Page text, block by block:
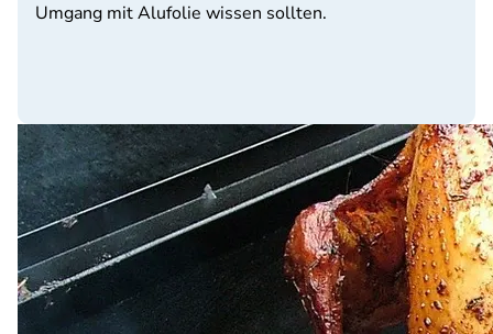
Umgang mit Alufolie wissen sollten.